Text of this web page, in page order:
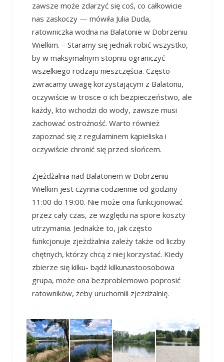
zawsze może zdarzyć się coś, co całkowicie
nas zaskoczy — mówiła Julia Duda,
ratowniczka wodna na Balatonie w Dobrzeniu
Wielkim. – Staramy się jednak robić wszystko,
by w maksymalnym stopniu ograniczyć
wszelkiego rodzaju nieszczęścia. Często
zwracamy uwagę korzystającym z Balatonu,
oczywiście w trosce o ich bezpieczeństwo, ale
każdy, kto wchodzi do wody, zawsze musi
zachować ostrożność. Warto również
zapoznać się z regulaminem kąpieliska i
oczywiście chronić się przed słońcem.
Zjeżdżalnia nad Balatonem w Dobrzeniu
Wielkim jest czynna codziennie od godziny
11:00 do 19:00. Nie może ona funkcjonować
przez cały czas, ze względu na spore koszty
utrzymania. Jednakże to, jak często
funkcjonuje zjeżdżalnia zależy także od liczby
chętnych, którzy chcą z niej korzystać. Kiedy
zbierze się kilku- bądź kilkunastoosobowa
grupa, może ona bezproblemowo poprosić
ratowników, żeby uruchomili zjeżdżalnię.